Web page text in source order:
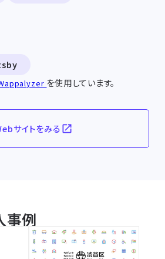
を使用しています。
サイトをみる
事例